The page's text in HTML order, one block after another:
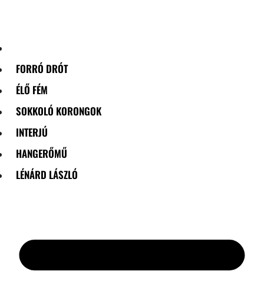
FORRÓ DRÓT
ÉLŐ FÉM
SOKKOLÓ KORONGOK
INTERJÚ
HANGERŐMŰ
LÉNÁRD LÁSZLÓ